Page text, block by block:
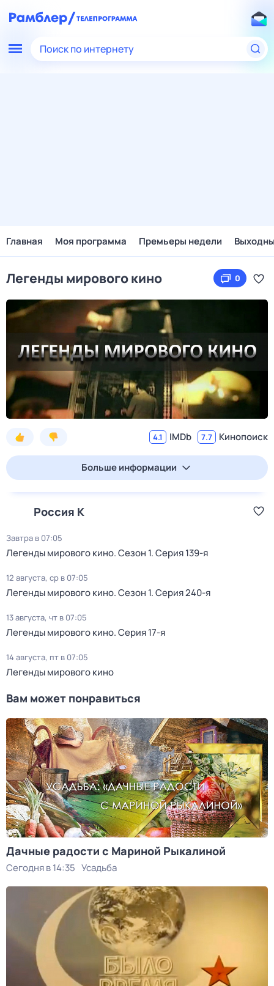
Поиск по интернету
Главная Моя программа Премьеры недели
Легенды мирового кино 0
4.1 IMDb 7.7 Кинопоиск
Больше информации
Россия К
Завтра в 07:05
Легенды мирового кино. Сезон 1. Серия 139-я
12 августа, ср в 07:05
Легенды мирового кино. Сезон 1. Серия 240-я
13 августа, чт в 07:05
Легенды мирового кино. Серия 17-я
14 августа, пт в 07:05
Легенды мирового кино
Вам может понравиться
Дачные радости с Мариной Рыкалиной
Сегодня в 14:35 Усадьба